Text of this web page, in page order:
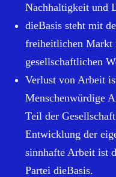
Nachhaltigkeit und
dieBasis steht mit
freiheitlichen
gesellschaftlichen
Verlust von Arbeit
Menschenwürdige
Teil der
Entwicklung der
sinnhafte Arbeit ist
Partei dieBasis.